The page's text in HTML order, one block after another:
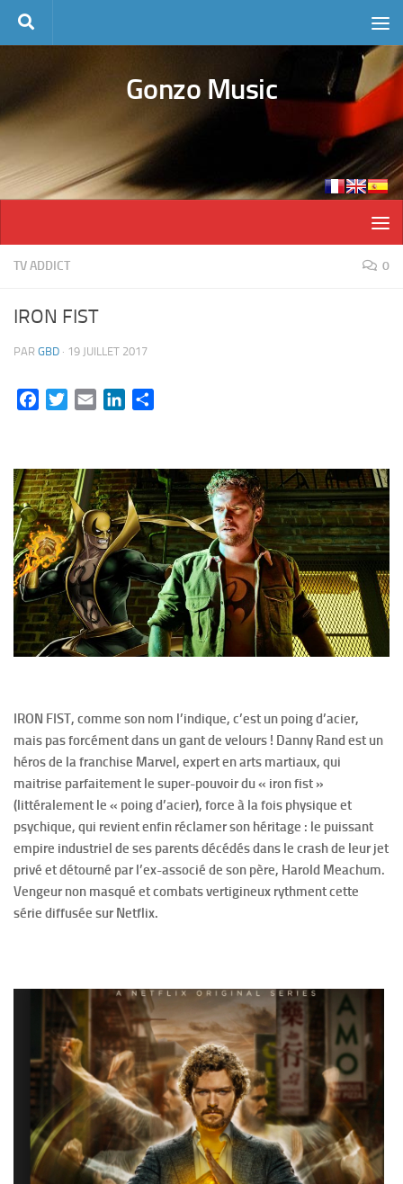
Skip to content
Gonzo Music
TV ADDICT 0
IRON FIST
PAR GBD · 19 JUILLET 2017
FacebookTwitterEmail LinkedIn
IRON FIST, comme son nom l’indique, c’est un poing d’acier,
mais pas forcément dans un gant de velours ! Danny Rand est un
héros de la franchise Marvel, expert en arts martiaux, qui
maitrise parfaitement le super-pouvoir du « iron fist »
(littéralement le « poing d’acier), force à la fois physique et
psychique, qui revient enfin réclamer son héritage : le puissant
empire industriel de ses parents décédés dans le crash de leur jet
privé et détourné par l’ex-associé de son père, Harold Meachum.
Vengeur non masqué et combats vertigineux rythment cette
série diffusée sur Netflix.